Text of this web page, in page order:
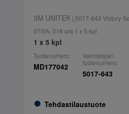
3M UNITEK| 5017-643 Victory
0T/0A, 018 ura 1 x 5 kpl
1 x 5 kpl
Tuotenumero:
MD177042
Tehdastilaustuote
Valmistajan
tuotenumero:
5017-643